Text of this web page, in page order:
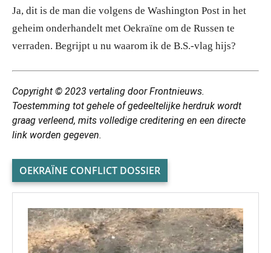
Ja, dit is de man die volgens de Washington Post in het
geheim onderhandelt met Oekraïne om de Russen te
verraden. Begrijpt u nu waarom ik de B.S.-vlag hijs?
Copyright © 2023 vertaling door Frontnieuws.
Toestemming tot gehele of gedeeltelijke herdruk wordt
graag verleend, mits volledige creditering en een directe
link worden gegeven.
OEKRAÏNE CONFLICT DOSSIER